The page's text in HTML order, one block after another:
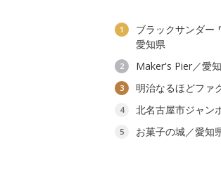
1
ブラックサンダー
愛知県
2 Maker's Pier／愛
3 明治なるほどファ
4 北名古屋市ジャン
5
お菓子の城／愛知